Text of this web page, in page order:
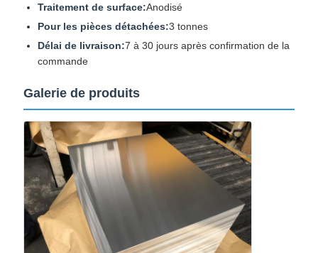
Traitement de surface:Anodisé
Pour les pièces détachées:3 tonnes
Délai de livraison:7 à 30 jours après confirmation de la
commande
Galerie de produits